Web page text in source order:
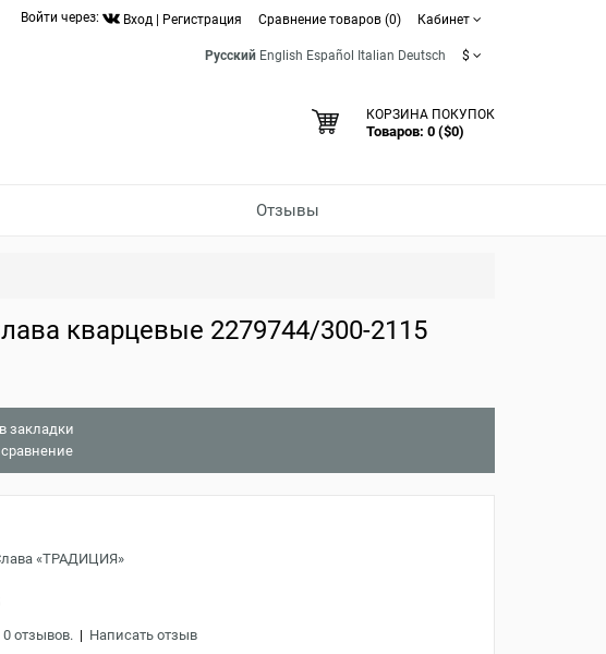
Войти через: Вход Регистрация Сравнение товаров (0) Кабинет
Русский English Español Italian Deutsch $
КОРЗИНА ПОКУПОК
Товаров: 0 ($0)
Отзывы
кварцевые 2279744/300-2115
в закладки
сравнение
«ТРАДИЦИЯ»
отзывов.| Написать отзыв